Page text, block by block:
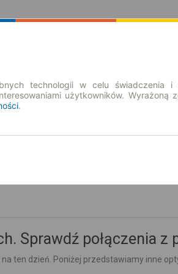
Sprawdź połączenia z
ten dzień. Poniżej przedstawiamy inne
technologii w celu świadczenia i
użytkowników.
.